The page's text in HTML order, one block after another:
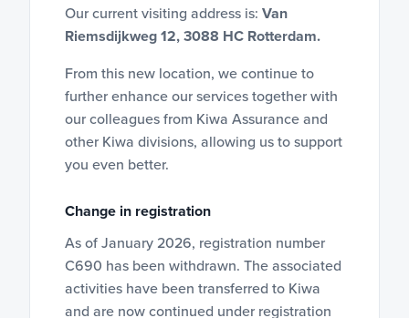
Our current visiting address is: Van
Riemsdijkweg 12, 3088 HC Rotterdam.
From this new location, we continue to
further enhance our services together with
our colleagues from Kiwa Assurance and
other Kiwa divisions, allowing us to support
you even better.
Change in registration
As of January 2026, registration number
C690 has been withdrawn. The associated
activities have been transferred to Kiwa
and are now continued under registration